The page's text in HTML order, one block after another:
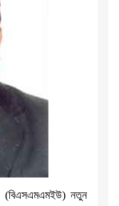
(বিএসএমএমইউ) নতুন